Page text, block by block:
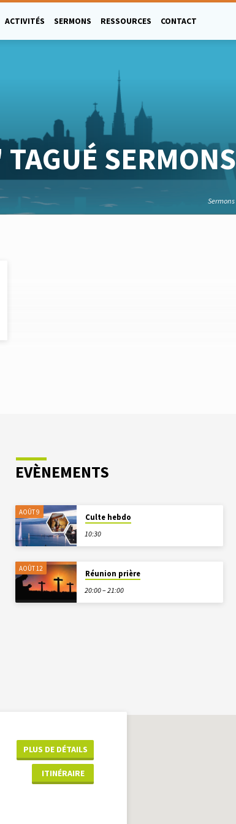
ACTIVITÉS SERMONS RESSOURCES CONTACT
SERMONS
Sermons
EVÈNEMENTS
AOÛT 9
Culte hebdo
10:30
AOÛT 12
Réunion prière
20:00 – 21:00
PLUS DE DÉTAILS
ITINÉRAIRE